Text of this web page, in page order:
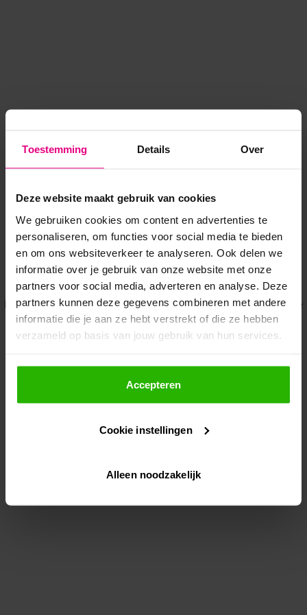
Toestemming Details Over
Deze website maakt gebruik van cookies
We gebruiken cookies om content en advertenties te
personaliseren, om functies voor social media te bieden
en om ons websiteverkeer te analyseren. Ook delen we
informatie over je gebruik van onze website met onze
partners voor social media, adverteren en analyse. Deze
partners kunnen deze gegevens combineren met andere
informatie die je aan ze hebt verstrekt of die ze hebben
verzameld op basis van jouw gebruik van hun services.
Als je op "Accepteer" klikt, dan geef je Voordeeluitjes.nl
toestemming om cookies voor social media en
gepersonaliseerde advertenties te plaatsen.
Lees hier meer over in onsprivacybeleid
Via "Cookie instellingen" kun je ook zelf instellen welke
Accepteren
Cookie instellingen
Alleen noodzakelijk
Application error: a client-side exception has occurred while
loadingwww.voordeeluitjes.nl (see the browser console for more
information).